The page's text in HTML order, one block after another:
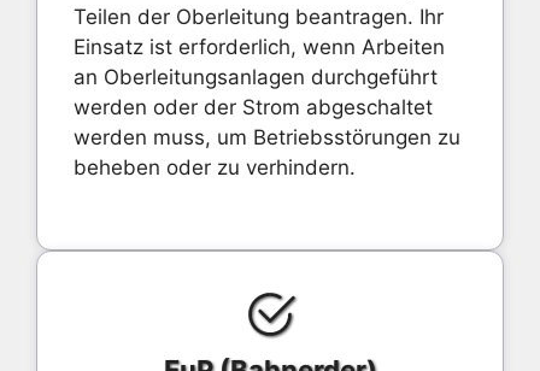
Teilen der Oberleitung beantragen. Ihr
Einsatz ist erforderlich, wenn Arbeiten
an Oberleitungsanlagen durchgeführt
werden oder der Strom abgeschaltet
werden muss, um Betriebsstörungen zu
beheben oder zu verhindern.